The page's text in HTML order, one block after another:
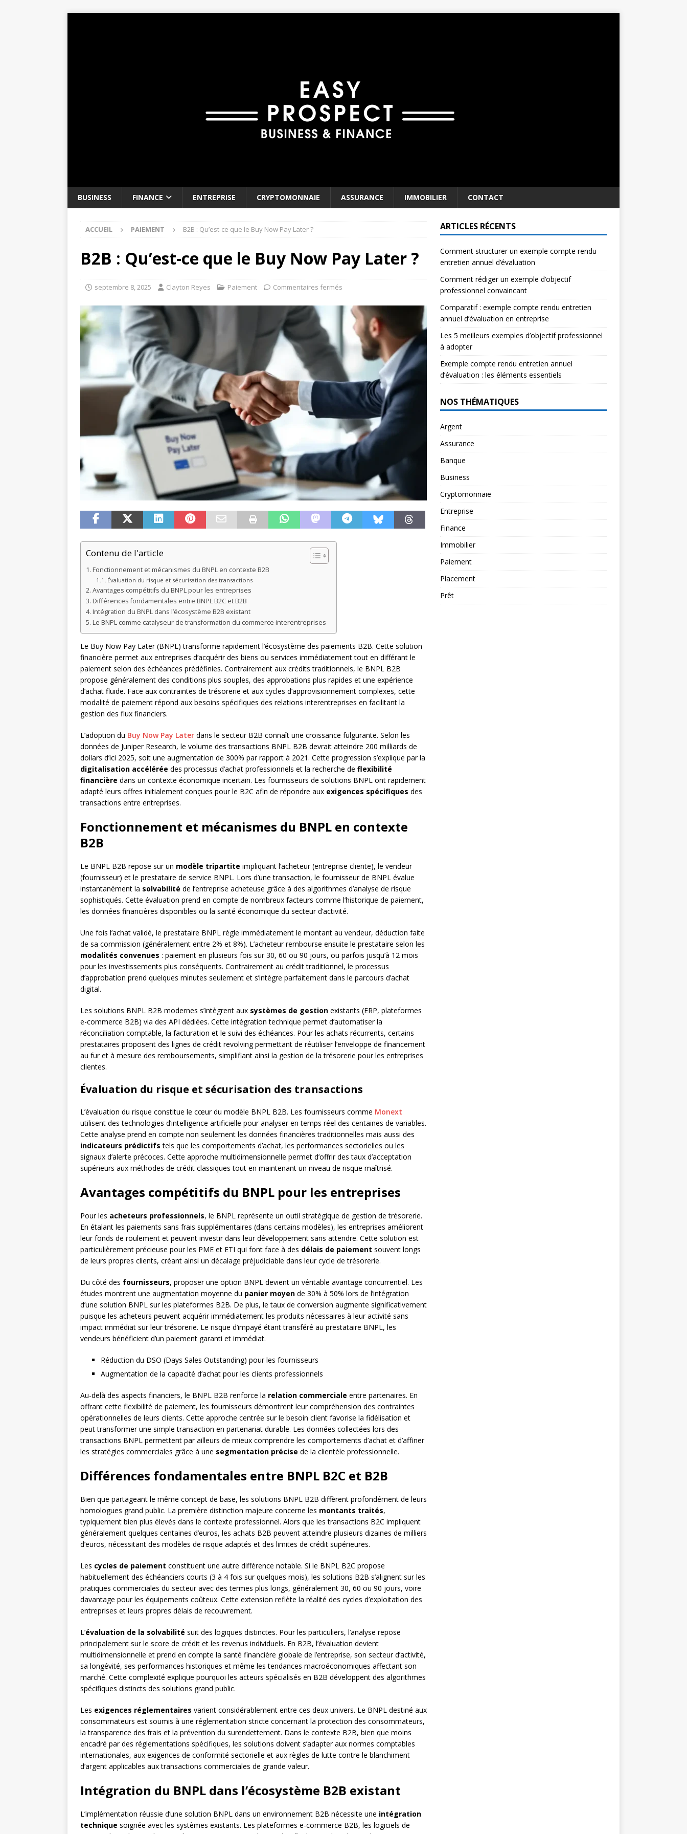
BUSINESS FINANCE ENTREPRISE CRYPTOMONNAIE ASSURANCE IMMOBILIER CONTACT
ACCUEIL PAIEMENT B2B : Qu’est-ce que le Buy Now Pay Later ?
B2B : Qu’est-ce que le Buy Now Pay Later ?
septembre 8, 2025 Clayton Reyes Paiement Commentaires fermés
Contenu de l'article
Fonctionnement et mécanismes du BNPL en contexte B2B
Évaluation du risque et sécurisation des transactions
Avantages compétitifs du BNPL pour les entreprises
Différences fondamentales entre BNPL B2C et B2B
Intégration du BNPL dans l’écosystème B2B existant
Le BNPL comme catalyseur de transformation du commerce interentreprises
Le Buy Now Pay Later (BNPL) transforme rapidement l’écosystème des paiements B2B. Cette solution
financière permet aux entreprises d’acquérir des biens ou services immédiatement tout en différant le
paiement selon des échéances prédéfinies. Contrairement aux crédits traditionnels, le BNPL B2B
propose généralement des conditions plus souples, des approbations plus rapides et une expérience
d’achat fluide. Face aux contraintes de trésorerie et aux cycles d’approvisionnement complexes, cette
modalité de paiement répond aux besoins spécifiques des relations interentreprises en facilitant la
gestion des flux financiers.
L’adoption du Buy Now Pay Later dans le secteur B2B connaît une croissance fulgurante. Selon les
données de Juniper Research, le volume des transactions BNPL B2B devrait atteindre 200 milliards de
dollars d’ici 2025, soit une augmentation de 300% par rapport à 2021. Cette progression s’explique par la
digitalisation accélérée des processus d’achat professionnels et la recherche de flexibilité
financière dans un contexte économique incertain. Les fournisseurs de solutions BNPL ont rapidement
adapté leurs offres initialement conçues pour le B2C afin de répondre aux exigences spécifiques des
transactions entre entreprises.
Fonctionnement et mécanismes du BNPL en contexte
B2B
Le BNPL B2B repose sur un modèle tripartite impliquant l’acheteur (entreprise cliente), le vendeur
(fournisseur) et le prestataire de service BNPL. Lors d’une transaction, le fournisseur de BNPL évalue
instantanément la solvabilité de l’entreprise acheteuse grâce à des algorithmes d’analyse de risque
sophistiqués. Cette évaluation prend en compte de nombreux facteurs comme l’historique de paiement,
les données financières disponibles ou la santé économique du secteur d’activité.
Une fois l’achat validé, le prestataire BNPL règle immédiatement le montant au vendeur, déduction faite
de sa commission (généralement entre 2% et 8%). L’acheteur rembourse ensuite le prestataire selon les
modalités convenues : paiement en plusieurs fois sur 30, 60 ou 90 jours, ou parfois jusqu’à 12 mois
pour les investissements plus conséquents. Contrairement au crédit traditionnel, le processus
d’approbation prend quelques minutes seulement et s’intègre parfaitement dans le parcours d’achat
digital.
Les solutions BNPL B2B modernes s’intègrent aux systèmes de gestion existants (ERP, plateformes
e-commerce B2B) via des API dédiées. Cette intégration technique permet d’automatiser la
réconciliation comptable, la facturation et le suivi des échéances. Pour les achats récurrents, certains
prestataires proposent des lignes de crédit revolving permettant de réutiliser l’enveloppe de financement
au fur et à mesure des remboursements, simplifiant ainsi la gestion de la trésorerie pour les entreprises
clientes.
Évaluation du risque et sécurisation des transactions
L’évaluation du risque constitue le cœur du modèle BNPL B2B. Les fournisseurs comme Monext
utilisent des technologies d’intelligence artificielle pour analyser en temps réel des centaines de variables.
Cette analyse prend en compte non seulement les données financières traditionnelles mais aussi des
indicateurs prédictifs tels que les comportements d’achat, les performances sectorielles ou les
signaux d’alerte précoces. Cette approche multidimensionnelle permet d’offrir des taux d’acceptation
supérieurs aux méthodes de crédit classiques tout en maintenant un niveau de risque maîtrisé.
Avantages compétitifs du BNPL pour les entreprises
Pour les acheteurs professionnels, le BNPL représente un outil stratégique de gestion de trésorerie.
En étalant les paiements sans frais supplémentaires (dans certains modèles), les entreprises améliorent
leur fonds de roulement et peuvent investir dans leur développement sans attendre. Cette solution est
particulièrement précieuse pour les PME et ETI qui font face à des délais de paiement souvent longs
de leurs propres clients, créant ainsi un décalage préjudiciable dans leur cycle de trésorerie.
Du côté des fournisseurs, proposer une option BNPL devient un véritable avantage concurrentiel. Les
études montrent une augmentation moyenne du panier moyen de 30% à 50% lors de l’intégration
d’une solution BNPL sur les plateformes B2B. De plus, le taux de conversion augmente significativement
puisque les acheteurs peuvent acquérir immédiatement les produits nécessaires à leur activité sans
impact immédiat sur leur trésorerie. Le risque d’impayé étant transféré au prestataire BNPL, les
vendeurs bénéficient d’un paiement garanti et immédiat.
Réduction du DSO (Days Sales Outstanding) pour les fournisseurs
Augmentation de la capacité d’achat pour les clients professionnels
Au-delà des aspects financiers, le BNPL B2B renforce la relation commerciale entre partenaires. En
offrant cette flexibilité de paiement, les fournisseurs démontrent leur compréhension des contraintes
opérationnelles de leurs clients. Cette approche centrée sur le besoin client favorise la fidélisation et
peut transformer une simple transaction en partenariat durable. Les données collectées lors des
transactions BNPL permettent par ailleurs de mieux comprendre les comportements d’achat et d’affiner
les stratégies commerciales grâce à une segmentation précise de la clientèle professionnelle.
Différences fondamentales entre BNPL B2C et B2B
Bien que partageant le même concept de base, les solutions BNPL B2B diffèrent profondément de leurs
homologues grand public. La première distinction majeure concerne les montants traités,
typiquement bien plus élevés dans le contexte professionnel. Alors que les transactions B2C impliquent
généralement quelques centaines d’euros, les achats B2B peuvent atteindre plusieurs dizaines de milliers
d’euros, nécessitant des modèles de risque adaptés et des limites de crédit supérieures.
Les cycles de paiement constituent une autre différence notable. Si le BNPL B2C propose
habituellement des échéanciers courts (3 à 4 fois sur quelques mois), les solutions B2B s’alignent sur les
pratiques commerciales du secteur avec des termes plus longs, généralement 30, 60 ou 90 jours, voire
davantage pour les équipements coûteux. Cette extension reflète la réalité des cycles d’exploitation des
entreprises et leurs propres délais de recouvrement.
L’évaluation de la solvabilité suit des logiques distinctes. Pour les particuliers, l’analyse repose
principalement sur le score de crédit et les revenus individuels. En B2B, l’évaluation devient
multidimensionnelle et prend en compte la santé financière globale de l’entreprise, son secteur d’activité,
sa longévité, ses performances historiques et même les tendances macroéconomiques affectant son
marché. Cette complexité explique pourquoi les acteurs spécialisés en B2B développent des algorithmes
spécifiques distincts des solutions grand public.
Les exigences réglementaires varient considérablement entre ces deux univers. Le BNPL destiné aux
consommateurs est soumis à une réglementation stricte concernant la protection des consommateurs,
la transparence des frais et la prévention du surendettement. Dans le contexte B2B, bien que moins
encadré par des réglementations spécifiques, les solutions doivent s’adapter aux normes comptables
internationales, aux exigences de conformité sectorielle et aux règles de lutte contre le blanchiment
d’argent applicables aux transactions commerciales de grande valeur.
Intégration du BNPL dans l’écosystème B2B existant
L’implémentation réussie d’une solution BNPL dans un environnement B2B nécessite une intégration
technique soignée avec les systèmes existants. Les plateformes e-commerce B2B, les logiciels de
ARTICLES RÉCENTS
Comment structurer un exemple compte rendu
entretien annuel d’évaluation
Comment rédiger un exemple d’objectif
professionnel convaincant
Comparatif : exemple compte rendu entretien
annuel d’évaluation en entreprise
Les 5 meilleurs exemples d’objectif professionnel
à adopter
Exemple compte rendu entretien annuel
d’évaluation : les éléments essentiels
NOS THÉMATIQUES
Argent
Assurance
Banque
Business
Cryptomonnaie
Entreprise
Finance
Immobilier
Paiement
Placement
Prêt